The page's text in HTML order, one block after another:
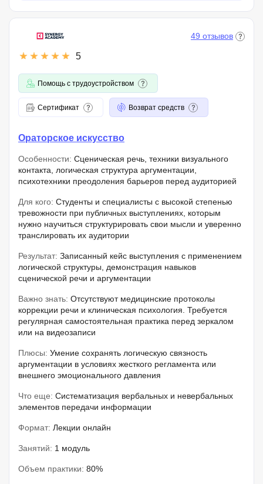
5
49 отзывов
Помощь с трудоустройством
Сертификат Возврат средств
Ораторское искусство
Особенности: Сценическая речь, техники визуального
контакта, логическая структура аргументации,
психотехники преодоления барьеров перед аудиторией
Для кого: Студенты и специалисты с высокой степенью
тревожности при публичных выступлениях, которым
нужно научиться структурировать свои мысли и уверенно
транслировать их аудитории
Результат: Записанный кейс выступления с применением
логической структуры, демонстрация навыков
сценической речи и аргументации
Важно знать: Отсутствуют медицинские протоколы
коррекции речи и клиническая психология. Требуется
регулярная самостоятельная практика перед зеркалом
или на видеозаписи
Плюсы: Умение сохранять логическую связность
аргументации в условиях жесткого регламента или
внешнего эмоционального давления
Что еще: Систематизация вербальных и невербальных
элементов передачи информации
Формат: Лекции онлайн
Занятий: 1 модуль
Объем практики: 80%